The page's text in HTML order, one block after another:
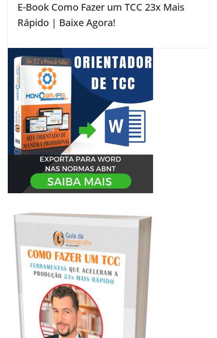
E-Book Como Fazer um TCC 23x Mais
Rápido | Baixe Agora!